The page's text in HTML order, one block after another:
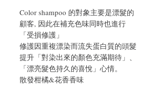
Color shampoo 的對象主要是漂髮的
顧客, 因此在補充色味同時也進行
「受損修護」
修護因重複漂染而流失蛋白質的頭髮
提升「對染出來的顏色充滿期待」、
「漂亮髮色持久的喜悅」心情。
散發柑橘&花香香味